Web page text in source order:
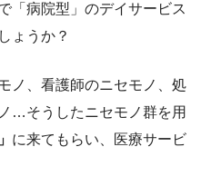
「病院型」のデイサービス
ょうか？
ノ、看護師のニセモノ、処
…そうしたニセモノ群を用
に来てもらい、医療サービ